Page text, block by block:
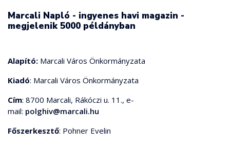
Marcali Napló - ingyenes havi magazin -
megjelenik 5000 példányban
Alapító: Marcali Város Önkormányzata
Kiadó: Marcali Város Önkormányzata
Cím: 8700 Marcali, Rákóczi u. 11., e-
mail: polghiv@marcali.hu
Főszerkesztő: Pohner Evelin